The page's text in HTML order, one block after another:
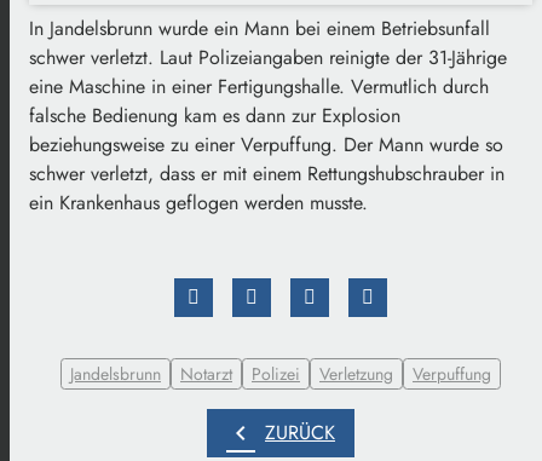
In Jandelsbrunn wurde ein Mann bei einem Betriebsunfall
schwer verletzt. Laut Polizeiangaben reinigte der 31-Jährige
eine Maschine in einer Fertigungshalle. Vermutlich durch
falsche Bedienung kam es dann zur Explosion
beziehungsweise zu einer Verpuffung. Der Mann wurde so
schwer verletzt, dass er mit einem Rettungshubschrauber in
ein Krankenhaus geflogen werden musste.
Jandelsbrunn Notarzt Polizei Verletzung Verpuffung
chevron_left ZURÜCK